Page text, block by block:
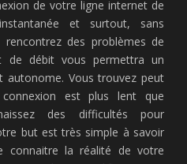
de votre ligne internet de
et surtout, sans
des problèmes de
de débit vous permettra un
autonome. Vous trouvez peut
est plus lent que
des difficultés pour
but est très simple à savoir
connaitre la réalité de votre